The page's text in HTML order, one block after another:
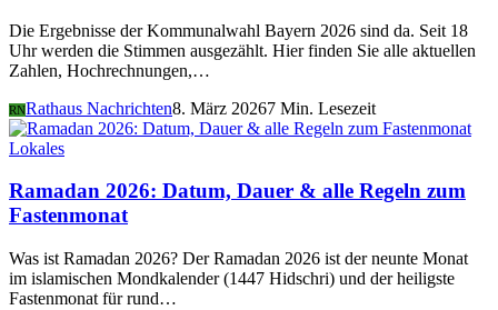
Die Ergebnisse der Kommunalwahl Bayern 2026 sind da. Seit 18
Uhr werden die Stimmen ausgezählt. Hier finden Sie alle aktuellen
Zahlen, Hochrechnungen,…
RNRathaus Nachrichten8. März 20267 Min. Lesezeit
Lokales
Ramadan 2026: Datum, Dauer & alle Regeln zum
Fastenmonat
Was ist Ramadan 2026? Der Ramadan 2026 ist der neunte Monat
im islamischen Mondkalender (1447 Hidschri) und der heiligste
Fastenmonat für rund…